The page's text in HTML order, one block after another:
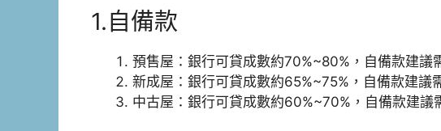
1.自備款
預售屋：銀行可貸成數約70%~80%，自備款建議
新成屋：銀行可貸成數約65%~75%，自備款建議
中古屋：銀行可貸成數約60%~70%，自備款建議